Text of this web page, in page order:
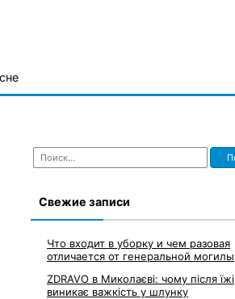
Найти:
Свежие записи
Что входит в уборку и чем разовая
отличается от генеральной могилы
ZDRAVO в Миколаєві: чому після їжі
виникає важкість у шлунку